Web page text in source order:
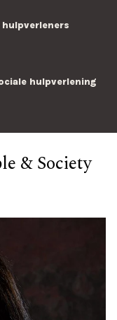
hulpverlening
& Society